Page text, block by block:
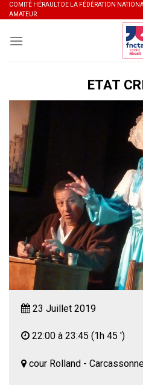
Skip
to
content
COMITÉ HÉRAULT DE LA FÉDÉRATION
AMATEUR
ETAT
23 Juillet 2019
22:00 à 23:45 (1h 45 ')
cour Rolland -